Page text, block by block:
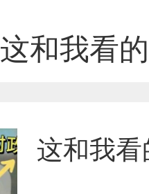
这和我看
这和我